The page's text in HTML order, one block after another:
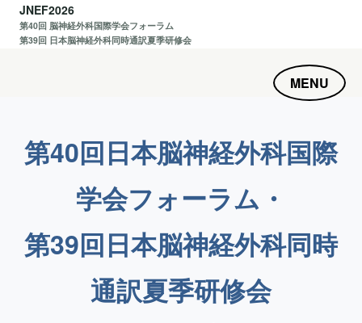
JNEF2026
第40回 脳神経外科国際学会フォーラム
第39回 日本脳神経外科同時通訳夏季研修会
第40回日本脳神経外科国際
学会フォーラム・
第39回日本脳神経外科同時
通訳夏季研修会
MENU